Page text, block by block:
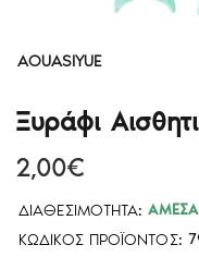
AOUASIYUE
Ξυράφι
ΔΙΑΘΕΣΙΜΌΤΗΤΑ: ΆΜΕΣΑ
ΚΩΔΙΚΌΣ ΠΡΟΪΌΝΤΟΣ:
2,00€